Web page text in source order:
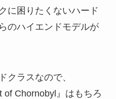
に困りたくないハード
のハイエンドモデルが
クラスなので、
of Chornobyl』はもちろ